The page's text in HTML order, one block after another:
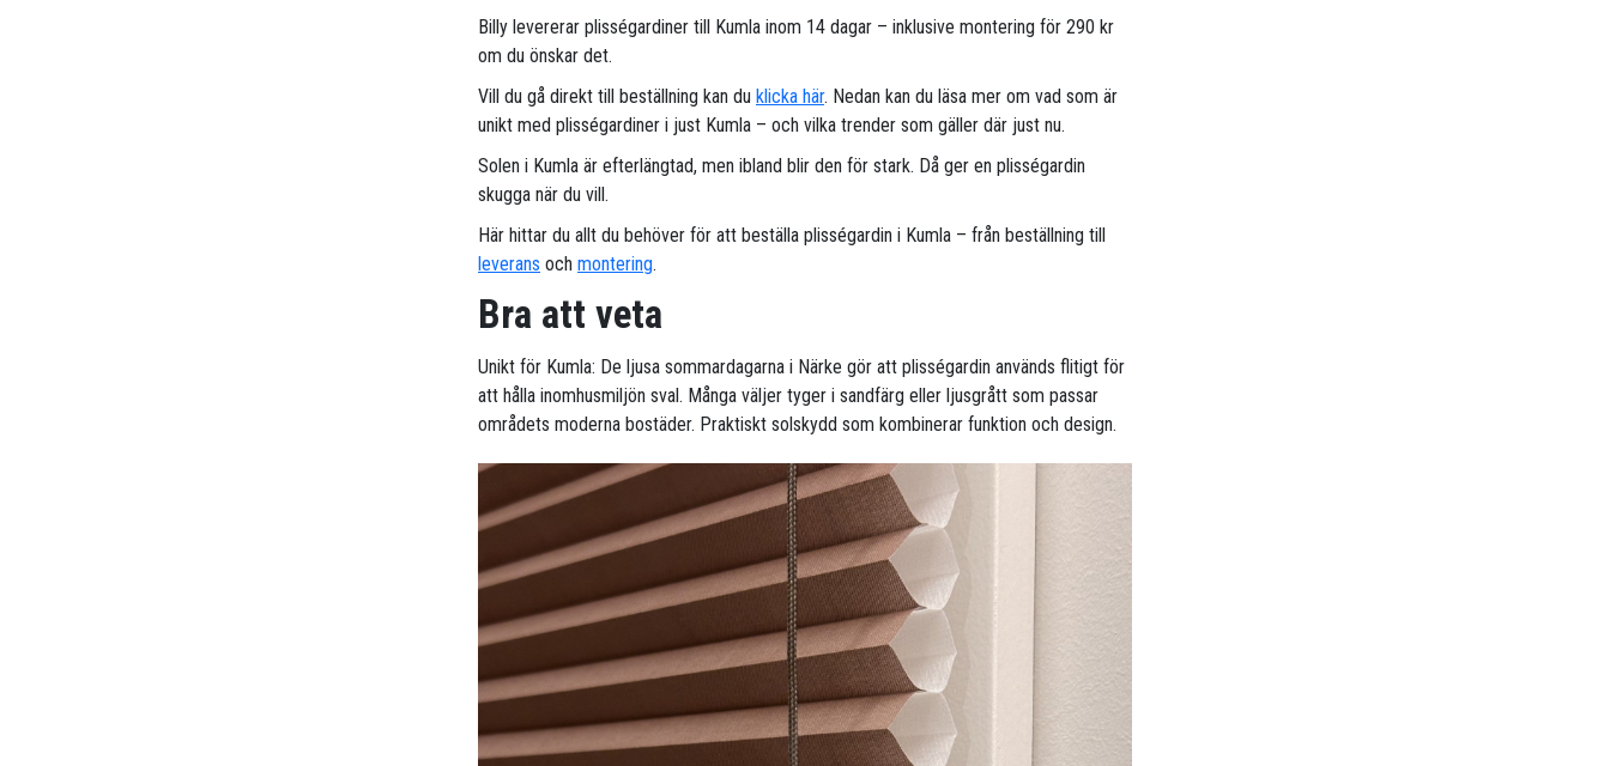
Billy levererar plisségardiner till Kumla inom 14 dagar – inklusive montering för 290 kr
om du önskar det.
Vill du gå direkt till beställning kan du klicka här. Nedan kan du läsa mer om vad som är
unikt med plisségardiner i just Kumla – och vilka trender som gäller där just nu.
Solen i Kumla är efterlängtad, men ibland blir den för stark. Då ger en plisségardin
skugga när du vill.
Här hittar du allt du behöver för att beställa plisségardin i Kumla – från beställning till
leverans och montering.
Bra att veta
Unikt för Kumla: De ljusa sommardagarna i Närke gör att plisségardin används flitigt för
att hålla inomhusmiljön sval. Många väljer tyger i sandfärg eller ljusgrått som passar
områdets moderna bostäder. Praktiskt solskydd som kombinerar funktion och design.